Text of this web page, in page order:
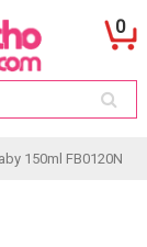
0
150ml FB0120N